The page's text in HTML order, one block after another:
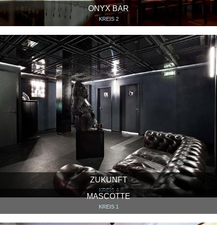
ONYX BAR
KREIS 2
ZUKUNFT
KREIS 4
MASCOTTE
KREIS 1